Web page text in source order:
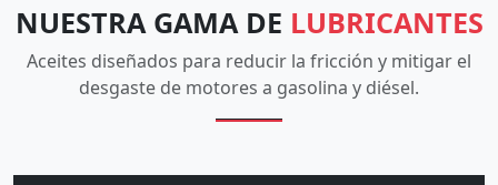
NUESTRA GAMA DE LUBRICANTES
Aceites diseñados para reducir la fricción y mitigar el
desgaste de motores a gasolina y diésel.